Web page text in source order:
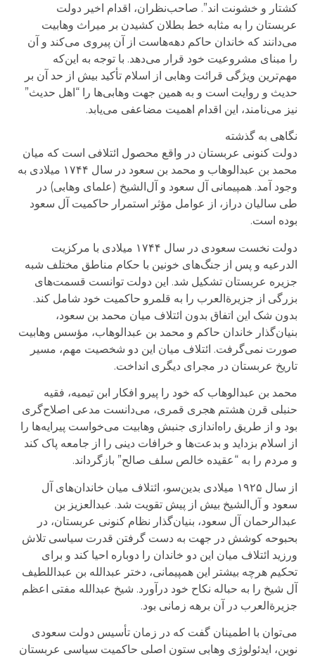
کشتار و خشونت اند”. صاحب‌نظران، اقدام اخیر‌ دولت
عربستان را به مثابه خط بطلان کشیدن بر میراث وهابیت
می‌دانند که خاندان حاکم دهه‌هاست از آن پیروی می‌کند و آن
را مبنای مشروعیت خود قرار می‌دهد. با توجه به این‌که
مهم‌ترین ویژگی قرائت وهابی از اسلام تأکید بیش از حد آن بر
حدیث و روایت است و به همین جهت وهابی‌ها را “اهل حدیث”
نیز می‌نامند، این اقدام اهمیت مضاعفی می‌یابد.
نگاهی به گذشته
دولت کنونی عربستان در واقع محصول ائتلافی است که میان
محمد بن عبد‌الوهاب و محمد بن سعود در سال ۱۷۴۴ میلادی به
وجود آمد. همپیمانی آل سعود و آل‌الشیخ (علمای وهابی) در
طی سالیان دراز، از عوامل مؤثر استمرار حاکمیت آل سعود
بوده است.
دولت نخست سعودی در سال ۱۷۴۴ میلادی با مرکزیت
الدرعیه و پس از جنگ‌های خونین با حکام مناطق مختلف شبه
جزیره عربستان تشکیل شد. این دولت توانست قسمت‌های
بزرگی از جزیرة‌العرب را به قلمرو حاکمیت خود شامل کند.
بدون شک این اتفاق بدون ائتلاف میان محمد بن سعود،
بنیان‌گذار خاندان حاکم و محمد بن عبد‌الوهاب، مؤسس وهابیت
صورت نمی‌گرفت. ائتلاف میان این دو شخصیت مهم، مسیر
تاریخ عربستان در مجرای دیگری انداخت.
محمد بن عبد‌الوهاب که خود را پیرو افکار ابن تیمیه، فقیه
حنبلی قرن هشتم هجری قمری، می‌دانست مدعی اصلاح‌گری
بود و از طریق راه‌اندازی جنبش وهابیت می‌خواست پیرایه‌ها را
از اسلام بزداید و بدعت‌ها و خرافات دینی را از جامعه پاک کند
و مردم را به “عقیده خالص سلف صالح” باز‌‌گرداند.
از سال ۱۹۲۵ میلادی بدین‌سو، ائتلاف میان خاندان‌های آل
سعود و آل‌الشیخ بیش از پیش تقویت شد. عبد‌العزیز بن
عبدالرحمان آل سعود، بنیان‌گذار نظام کنونی عربستان، در
بحبوحه کوشش در جهت به دست گرفتن قدرت سیاسی تلاش
ورزید ائتلاف میان این دو خاندان را دو‌باره احیا کند و برای
تحکیم هر‌چه بیشتر این همپیمانی، دختر عبدالله بن عبداللطیف
آل شیخ را به حباله نکاح خود در‌آورد. شیخ عبدالله مفتی اعظم
جزیرة‌العرب در آن برهه زمانی بود.
می‌توان با اطمینان گفت که در زمان تأسیس دولت سعودی
نوین، ایدئولوژی وهابی ستون اصلی حاکمیت سیاسی عربستان